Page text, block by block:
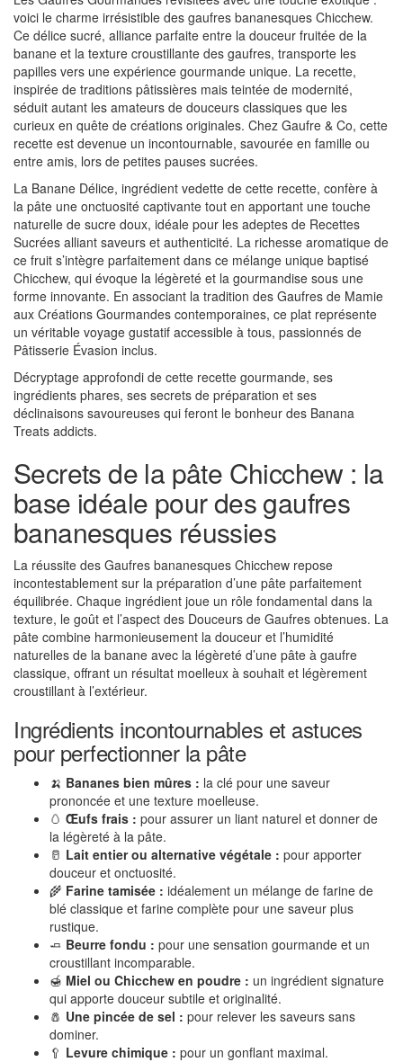
voici le charme irrésistible des gaufres bananesques Chicchew.
Ce délice sucré, alliance parfaite entre la douceur fruitée de la
banane et la texture croustillante des gaufres, transporte les
papilles vers une expérience gourmande unique. La recette,
inspirée de traditions pâtissières mais teintée de modernité,
séduit autant les amateurs de douceurs classiques que les
curieux en quête de créations originales. Chez Gaufre & Co, cette
recette est devenue un incontournable, savourée en famille ou
entre amis, lors de petites pauses sucrées.
La Banane Délice, ingrédient vedette de cette recette, confère à
la pâte une onctuosité captivante tout en apportant une touche
naturelle de sucre doux, idéale pour les adeptes de Recettes
Sucrées alliant saveurs et authenticité. La richesse aromatique de
ce fruit s’intègre parfaitement dans ce mélange unique baptisé
Chicchew, qui évoque la légèreté et la gourmandise sous une
forme innovante. En associant la tradition des Gaufres de Mamie
aux Créations Gourmandes contemporaines, ce plat représente
un véritable voyage gustatif accessible à tous, passionnés de
Pâtisserie Évasion inclus.
Décryptage approfondi de cette recette gourmande, ses
ingrédients phares, ses secrets de préparation et ses
déclinaisons savoureuses qui feront le bonheur des Banana
Treats addicts.
Secrets de la pâte Chicchew : la
base idéale pour des gaufres
bananesques réussies
La réussite des Gaufres bananesques Chicchew repose
incontestablement sur la préparation d’une pâte parfaitement
équilibrée. Chaque ingrédient joue un rôle fondamental dans la
texture, le goût et l’aspect des Douceurs de Gaufres obtenues. La
pâte combine harmonieusement la douceur et l’humidité
naturelles de la banane avec la légèreté d’une pâte à gaufre
classique, offrant un résultat moelleux à souhait et légèrement
croustillant à l’extérieur.
Ingrédients incontournables et astuces
pour perfectionner la pâte
🍌 Bananes bien mûres : la clé pour une saveur
prononcée et une texture moelleuse.
🥚 Œufs frais : pour assurer un liant naturel et donner de
la légèreté à la pâte.
🥛 Lait entier ou alternative végétale : pour apporter
douceur et onctuosité.
🌾 Farine tamisée : idéalement un mélange de farine de
blé classique et farine complète pour une saveur plus
rustique.
🧈 Beurre fondu : pour une sensation gourmande et un
croustillant incomparable.
🍯 Miel ou Chicchew en poudre : un ingrédient signature
qui apporte douceur subtile et originalité.
🧂 Une pincée de sel : pour relever les saveurs sans
dominer.
🥄 Levure chimique : pour un gonflant maximal.